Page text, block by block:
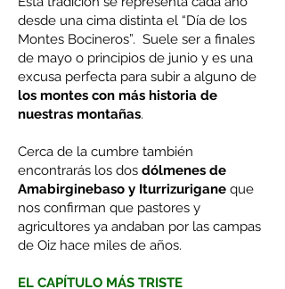
desde una cima distinta el “Día de los
Montes Bocineros”. Suele ser a finales
de mayo o principios de junio y es una
excusa perfecta para subir a alguno de
los montes con más historia de
nuestras montañas.
Cerca de la cumbre también
encontrarás los dos dólmenes de
Amabirginebaso y Iturrizurigane que
nos confirman que pastores y
agricultores ya andaban por las campas
de Oiz hace miles de años.
EL CAPÍTULO MÁS TRISTE